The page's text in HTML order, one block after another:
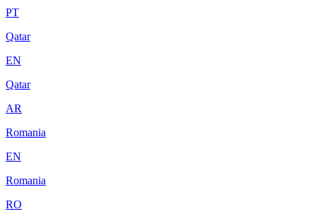
PT
Qatar
EN
Qatar
AR
Romania
EN
Romania
RO